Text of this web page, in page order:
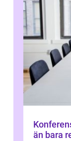
Konferens dalarna
än bara